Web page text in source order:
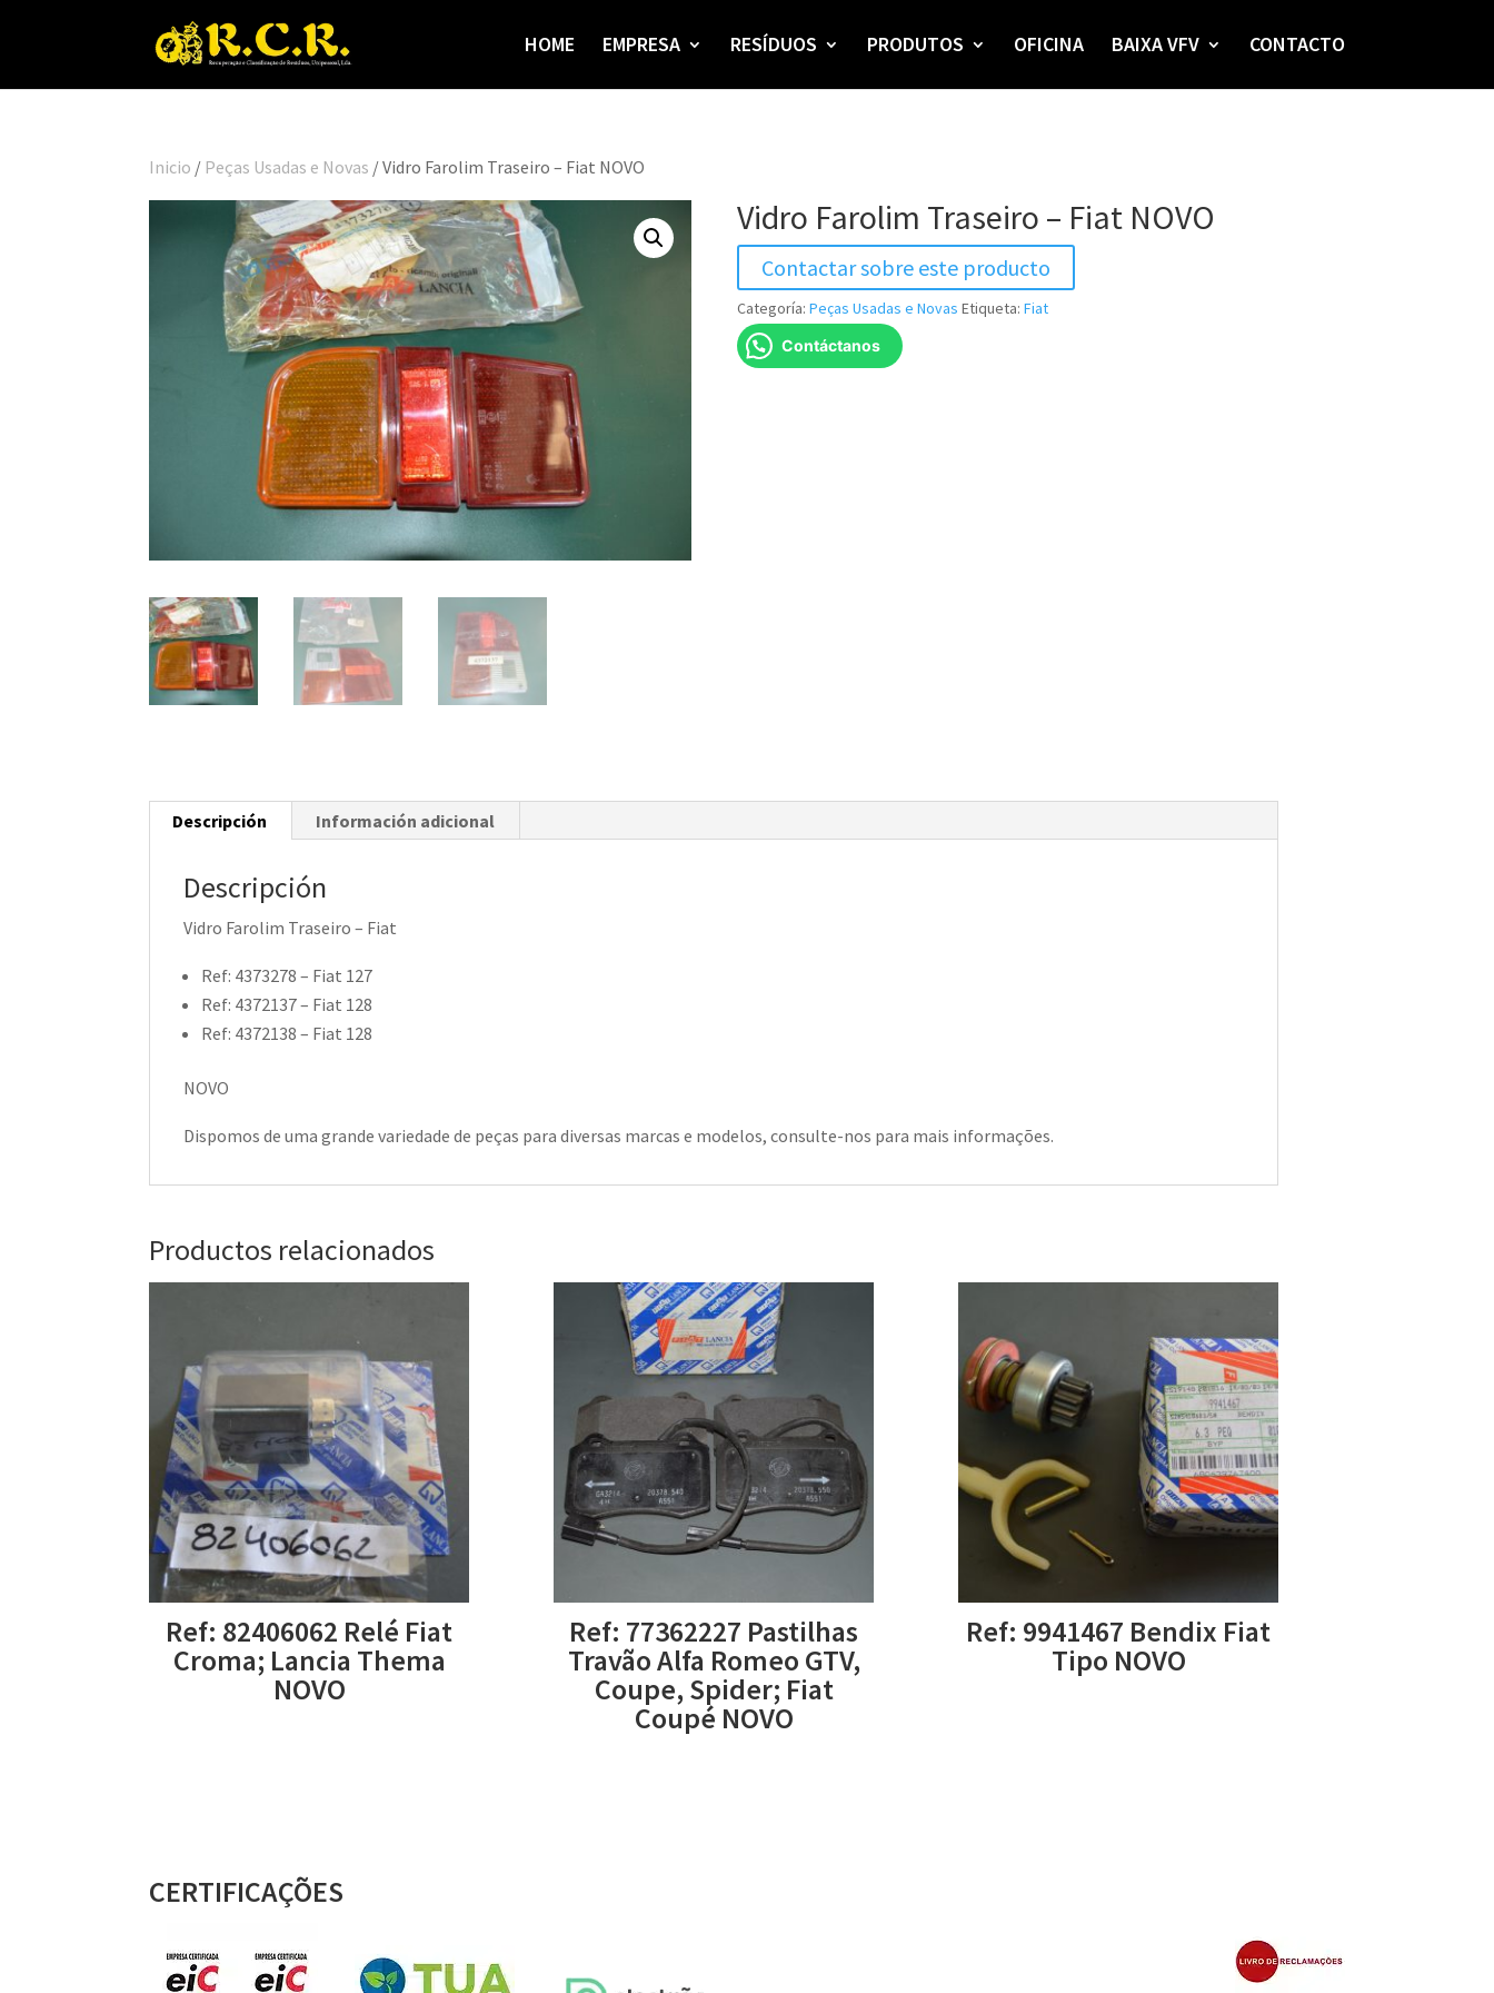
HOME EMPRESA RESÍDUOS PRODUTOS OFICINA BAIXA VFV CONTACTO
Inicio / Peças Usadas e Novas / Vidro Farolim Traseiro – Fiat NOVO
Vidro Farolim Traseiro – Fiat NOVO
Contactar sobre este producto
Categoría: Peças Usadas e Novas Etiqueta: Fiat
Contáctanos
Descripción Información adicional
Descripción
Vidro Farolim Traseiro – Fiat
Ref: 4373278 – Fiat 127
Ref: 4372137 – Fiat 128
Ref: 4372138 – Fiat 128
NOVO
Dispomos de uma grande variedade de peças para diversas marcas e modelos, consulte-nos para mais informações.
Productos relacionados
Ref: 82406062 Relé Fiat
Croma; Lancia Thema
NOVO
Ref: 77362227 Pastilhas
Travão Alfa Romeo GTV,
Coupe, Spider; Fiat
Coupé NOVO
Ref: 9941467 Bendix Fiat
Tipo NOVO
CERTIFICAÇÕES